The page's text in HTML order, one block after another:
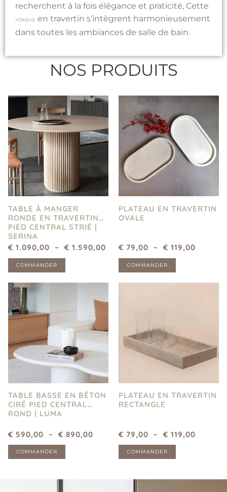
recherchent à la fois élégance et praticité, Cette
vasque en travertin s’intègrent harmonieusement
dans toutes les ambiances de salle de bain.
NOS PRODUITS
TABLE À MANGER
RONDE EN TRAVERTIN
PIED CENTRAL STRIÉ |
SERINA
€ 1.090,00 – € 1.590,00
COMMANDER
PLATEAU EN TRAVERTIN
OVALE
€ 79,00 – € 119,00
COMMANDER
TABLE BASSE EN BÉTON
CIRÉ PIED CENTRAL
ROND | LUMA
€ 590,00 – € 890,00
COMMANDER
PLATEAU EN TRAVERTIN
RECTANGLE
€ 79,00 – € 119,00
COMMANDER